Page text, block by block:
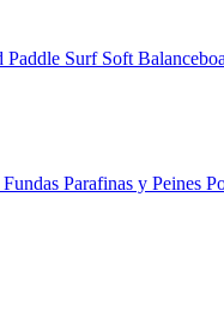
Paddle Surf Soft
Fundas Parafinas y Peines